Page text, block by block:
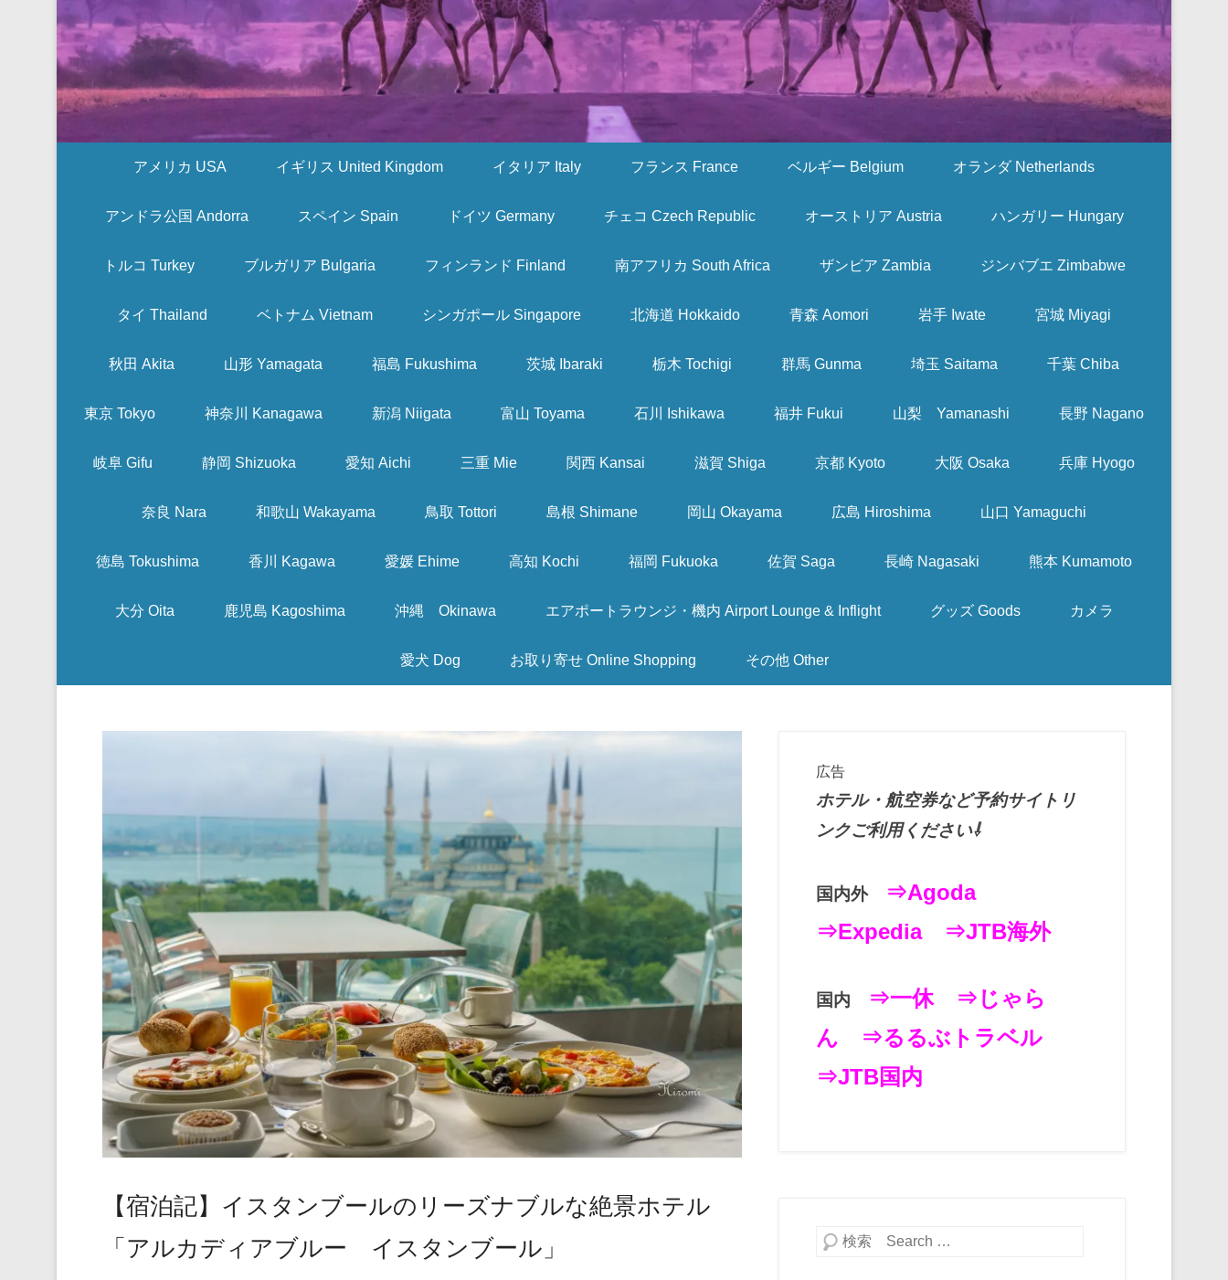
アメリカ USA イギリス United Kingdom イタリア Italy フランス France ベルギー Belgium オランダ Netherlands
アンドラ公国 Andorra スペイン Spain ドイツ Germany チェコ Czech Republic オーストリア Austria ハンガリー Hungary
トルコ Turkey ブルガリア Bulgaria フィンランド Finland 南アフリカ South Africa ザンビア Zambia ジンバブエ Zimbabwe
タイ Thailand ベトナム Vietnam シンガポール Singapore 北海道 Hokkaido 青森 Aomori 岩手 Iwate 宮城 Miyagi
秋田 Akita 山形 Yamagata 福島 Fukushima 茨城 Ibaraki 栃木 Tochigi 群馬 Gunma 埼玉 Saitama 千葉 Chiba
東京 Tokyo 神奈川 Kanagawa 新潟 Niigata 富山 Toyama 石川 Ishikawa 福井 Fukui 山梨 Yamanashi 長野 Nagano
岐阜 Gifu 静岡 Shizuoka 愛知 Aichi 三重 Mie 関西 Kansai 滋賀 Shiga 京都 Kyoto 大阪 Osaka 兵庫 Hyogo
奈良 Nara 和歌山 Wakayama 鳥取 Tottori 島根 Shimane 岡山 Okayama 広島 Hiroshima 山口 Yamaguchi
徳島 Tokushima 香川 Kagawa 愛媛 Ehime 高知 Kochi 福岡 Fukuoka 佐賀 Saga 長崎 Nagasaki 熊本 Kumamoto
大分 Oita 鹿児島 Kagoshima 沖縄 Okinawa エアポートラウンジ・機内 Airport Lounge & Inflight グッズ Goods カメラ
愛犬 Dog お取り寄せ Online Shopping その他 Other
【宿泊記】イスタンブールのリーズナブルな絶景ホテル
「アルカディアブルー イスタンブール」
広告
ホテル・航空券など予約サイトリ
ンクご利用ください⇩
国内外
⇒Agoda
⇒Expedia
⇒JTB海外
国内 ⇒一休
⇒じゃら
ん
⇒るるぶトラベル
⇒JTB国内
検索